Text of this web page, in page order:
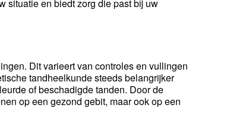
situatie en biedt zorg die past bij uw
Dit varieert van controles en vullingen
tandheelkunde steeds belangrijker
of beschadigde tanden. Door de
op een gezond gebit, maar ook op een